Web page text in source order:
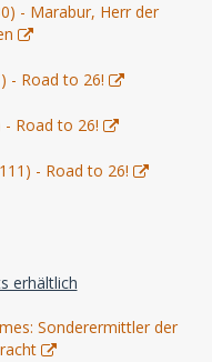
- Marabur, Herr der
- Road to 26!
- Road to 26!
- Road to 26!
erhältlich
Sonderermittler der